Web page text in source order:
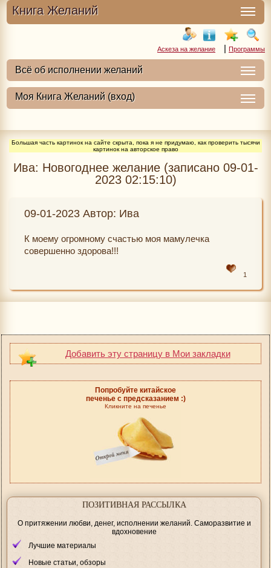
Книга Желаний
Аскеза на желание | Программы
Большая часть картинок на сайте скрыта, пока я не придумаю, как проверить тысячи
картинок на авторское право
Ива: Новогоднее желание (записано 09-01-
2023 02:15:10)
09-01-2023 Автор: Ива
К моему огромному счастью моя мамулечка
совершенно здорова!!!
1
Добавить эту страницу в Мои закладки
Попробуйте китайское
печенье с предсказанием :)
Кликните на печенье
ПОЗИТИВНАЯ РАССЫЛКА
О притяжении любви, денег, исполнении желаний. Саморазвитие и
вдохновение
Лучшие материалы
Новые статьи, обзоры